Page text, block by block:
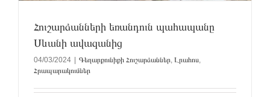
Հուշարձանների եռանդուն պահապանը
Սևանի ավազանից
04/03/2024 Գեղարքունիքի Հուշարձաններ, Լրահոս,
Հրապարակումներ